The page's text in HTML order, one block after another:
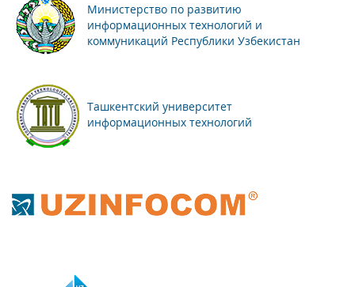
Министерство по развитию
информационных технологий и
коммуникаций Республики Узбекистан
Ташкентский университет
информационных технологий